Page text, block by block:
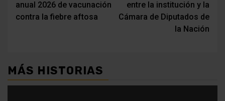
anual 2026 de vacunación
contra la fiebre aftosa
entre la institución y la
Cámara de Diputados de
la Nación
MÁS HISTORIAS